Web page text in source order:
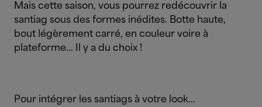
Mais cette saison, vous pourrez redécouvrir la
santiag sous des formes inédites. Botte haute,
bout légèrement carré, en couleur voire à
plateforme… Il y a du choix !
Pour intégrer les santiags à votre look…